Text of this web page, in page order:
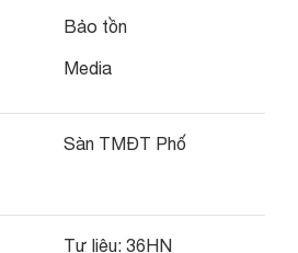
Bảo tồn
Media
Sàn TMĐT Phố
Tư liệu: 36HN